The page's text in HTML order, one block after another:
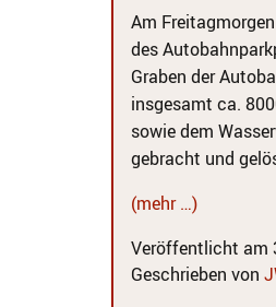
Am
des
Graben der
insgesamt ca.
sowie dem
gebracht und
(mehr …)
Veröffentlicht am
Geschrieben von